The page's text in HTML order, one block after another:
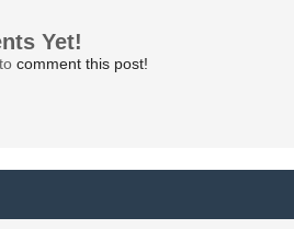
Yet!
comment this post!